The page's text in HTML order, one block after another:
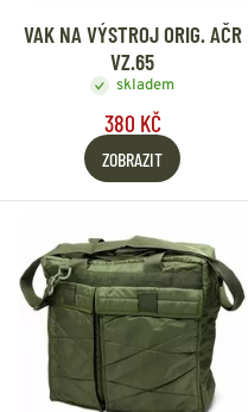
VAK NA VÝSTROJ ORIG. AČR
VZ.65
skladem
380 KČ
ZOBRAZIT